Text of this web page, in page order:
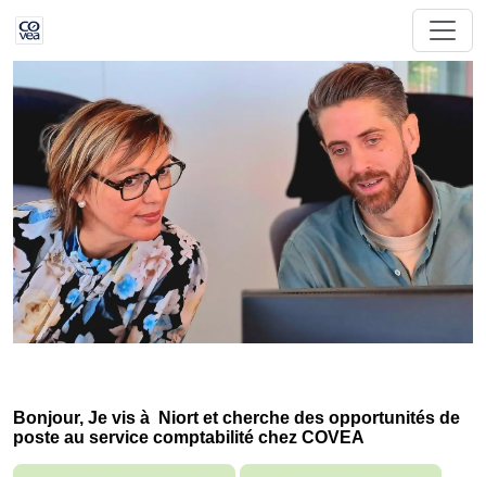
Bonjour, Je vis à Niort et cherche des opportunités de
poste au service comptabilité chez COVEA